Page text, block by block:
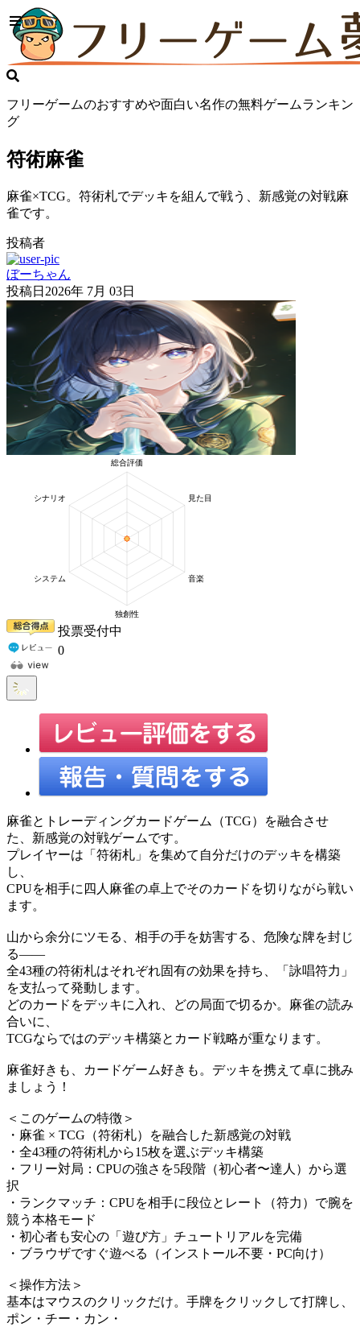
フリーゲームのおすすめや面白い名作の無料ゲームランキン
グ
符術麻雀
麻雀×TCG。符術札でデッキを組んで戦う、新感覚の対戦麻
雀です。
投稿者
ぼーちゃん
投稿日 2026年 7月 03日
投票受付中
0
麻雀とトレーディングカードゲーム（TCG）を融合させ
た、新感覚の対戦ゲームです。
プレイヤーは「符術札」を集めて自分だけのデッキを構築
し、
CPUを相手に四人麻雀の卓上でそのカードを切りながら戦い
ます。
山から余分にツモる、相手の手を妨害する、危険な牌を封じ
る――
全43種の符術札はそれぞれ固有の効果を持ち、「詠唱符力」
を支払って発動します。
どのカードをデッキに入れ、どの局面で切るか。麻雀の読み
合いに、
TCGならではのデッキ構築とカード戦略が重なります。
麻雀好きも、カードゲーム好きも。デッキを携えて卓に挑み
ましょう！
＜このゲームの特徴＞
・麻雀 × TCG（符術札）を融合した新感覚の対戦
・全43種の符術札から15枚を選ぶデッキ構築
・フリー対局：CPUの強さを5段階（初心者〜達人）から選
択
・ランクマッチ：CPUを相手に段位とレート（符力）で腕を
競う本格モード
・初心者も安心の「遊び方」チュートリアルを完備
・ブラウザですぐ遊べる（インストール不要・PC向け）
＜操作方法＞
基本はマウスのクリックだけ。手牌をクリックして打牌し、
ポン・チー・カン・